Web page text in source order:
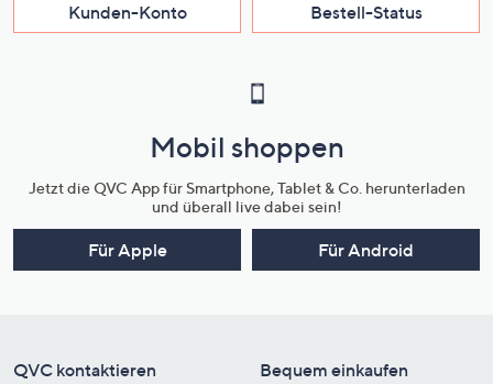
Kunden-Konto Bestell-Status
Mobil shoppen
Jetzt die QVC App für Smartphone, Tablet & Co. herunterladen
und überall live dabei sein!
Für Apple Für Android
QVC kontaktieren Bequem einkaufen